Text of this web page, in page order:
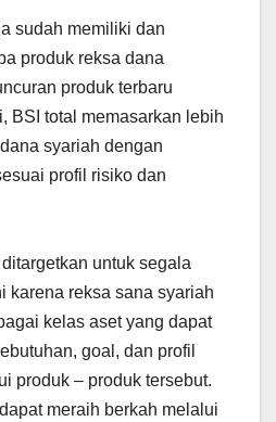
sudah memiliki dan
produk reksa dana
produk terbaru
BSI total memasarkan lebih
syariah dengan
profil risiko dan
untuk segala
karena reksa sana syariah
kelas aset yang dapat
goal, dan profil
produk – produk tersebut.
meraih berkah melalui